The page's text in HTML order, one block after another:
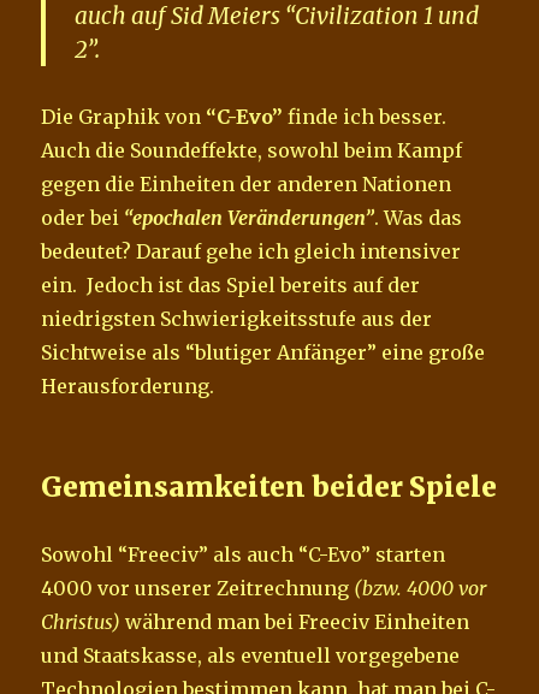
auch auf Sid Meiers “Civilization 1 und
2”.
Die Graphik von “C-Evo” finde ich besser.
Auch die Soundeffekte, sowohl beim Kampf
gegen die Einheiten der anderen Nationen
oder bei “epochalen Veränderungen”. Was das
bedeutet? Darauf gehe ich gleich intensiver
ein. Jedoch ist das Spiel bereits auf der
niedrigsten Schwierigkeitsstufe aus der
Sichtweise als “blutiger Anfänger” eine große
Herausforderung.
Gemeinsamkeiten beider Spiele
Sowohl “Freeciv” als auch “C-Evo” starten
4000 vor unserer Zeitrechnung (bzw. 4000 vor
Christus) während man bei Freeciv Einheiten
und Staatskasse, als eventuell vorgegebene